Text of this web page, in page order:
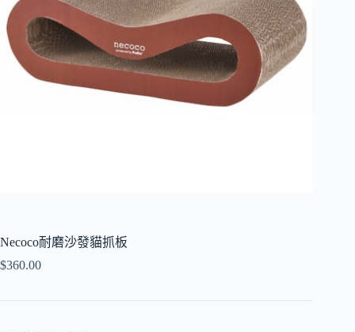
Necoco耐磨沙發貓抓板
$360.00